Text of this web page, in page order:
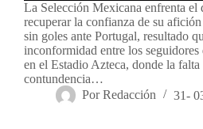
La Selección Mexicana enfrenta el
recuperar la confianza de su
sin goles ante Portugal, resultado
inconformidad entre los seguidores
en el Estadio Azteca, donde la falta
contundencia…
Por Redacción 31-